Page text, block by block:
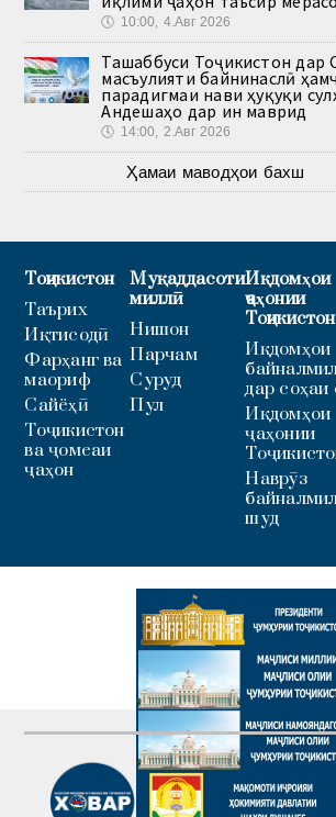
🕔 10:00, 4.Авг 2026
Ташаббуси Тоҷикистон дар
масъулияти байнинаслӣ
парадигмаи нави ҳуқуқи
Андешаҳо дар ин маврид
🕔 14:00, 2.Авг 2026
Ҳамаи маводҳои бахш
Тоҷикистон
Таърих
Иқтисодӣ
Фарҳанг ва
маориф
Сайёҳӣ
Тоҷикистон
ва ҷомеаи
ҷаҳон
Муқаддасоти
миллӣ
Нишон
Парчам
Суруд
Пул
Иқдомҳои
ҷаҳонии
Тоҷикистон
Иқдомҳои
дар соҳаи
Иқдомҳои
ҷаҳонии
Наврӯз
шуд